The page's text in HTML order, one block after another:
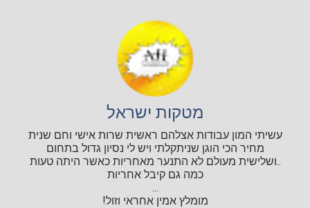
מטקות ישראל
עשיתי המון עבודות אצלהם ראשית שרות אישי וחם שנית
מחיר הכי הוגן שניתקלתי ויש לי נסיון גדול בתחום
..ושלישית מעולם לא התנער מאחריות כאשר היתה טעות
כמה גם קיבל אחריות
...
מומלץ אמין אחראי וזול!